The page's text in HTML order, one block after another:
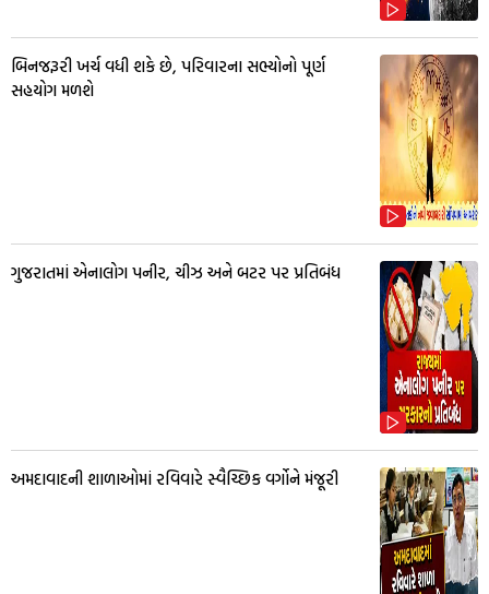
બિનજરૂરી ખર્ચ વધી શકે છે, પરિવારના સભ્યોનો પૂર્ણ
સહયોગ મળશે
ગુજરાતમાં એનાલોગ પનીર, ચીઝ અને બટર પર પ્રતિબંધ
અમદાવાદની શાળાઓમાં રવિવારે સ્વૈચ્છિક વર્ગોને મંજૂરી